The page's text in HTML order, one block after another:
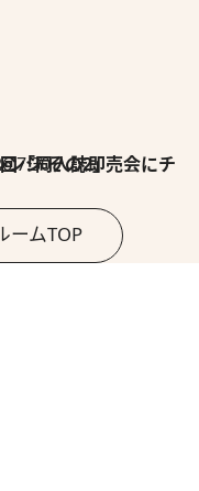
人誌即売会にチャレンジ その2」
ームTOP